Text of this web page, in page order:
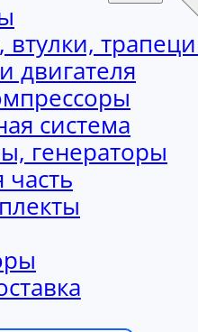
двигателя
система
генераторы
часть